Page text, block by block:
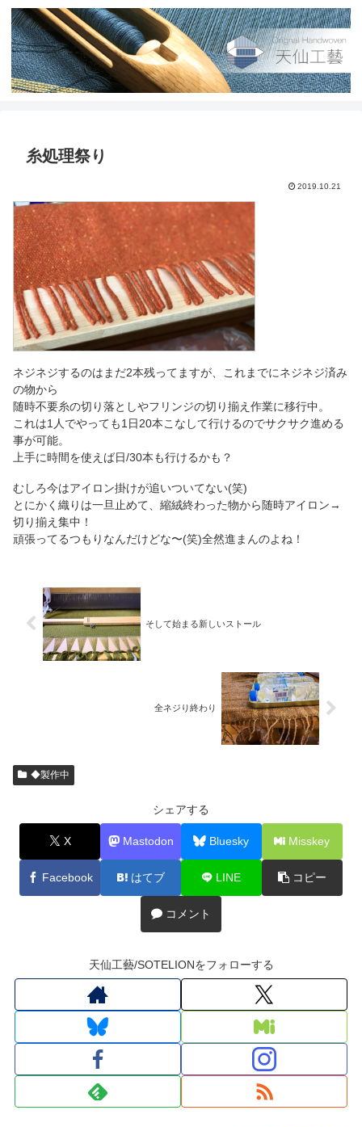
糸処理祭り
2019.10.21
ネジネジするのはまだ2本残ってますが、これまでにネジネジ済み
の物から
随時不要糸の切り落としやフリンジの切り揃え作業に移行中。
これは1人でやっても1日20本こなして行けるのでサクサク進める
事が可能。
上手に時間を使えば日/30本も行けるかも？
むしろ今はアイロン掛けが追いついてない(笑)
とにかく織りは一旦止めて、縮絨終わった物から随時アイロン→
切り揃え集中！
頑張ってるつもりなんだけどな〜(笑)全然進まんのよね！
そして始まる新しいストール
全ネジり終わり
◆製作中
シェアする
X Mastodon Bluesky Misskey
Facebook はてブ LINE コピー
コメント
天仙工藝/SOTELIONをフォローする